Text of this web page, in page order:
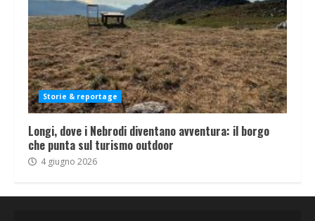
Storie & reportage
Longi, dove i Nebrodi diventano avventura: il borgo
che punta sul turismo outdoor
4 giugno 2026